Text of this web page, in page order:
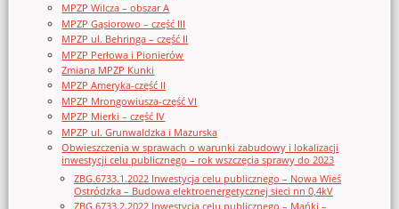
MPZP Wilcza – obszar A
MPZP Gąsiorowo – część III
MPZP ul. Behringa – część II
MPZP Perłowa i Pionierów
Zmiana MPZP Kunki
MPZP Ameryka-część II
MPZP Mrongowiusza-część VI
MPZP Mierki – część IV
MPZP ul. Grunwaldzka i Mazurska
Obwieszczenia w sprawach o warunki zabudowy i lokalizacji
inwestycji celu publicznego – rok wszczęcia sprawy do 2023
ZBG.6733.1.2022 Inwestycja celu publicznego – Nowa Wieś
Ostródzka – Budowa elektroenergetycznej sieci nn 0,4kV
ZBG.6733.2.2022 Inwestycja celu publicznego – Mańki –